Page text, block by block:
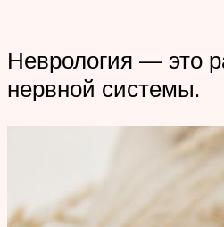
Неврология — это
нервной системы.